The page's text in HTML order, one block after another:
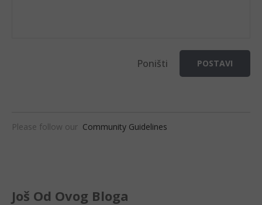
Poništi POSTAVI
Please follow our Community Guidelines
Još Od Ovog Bloga